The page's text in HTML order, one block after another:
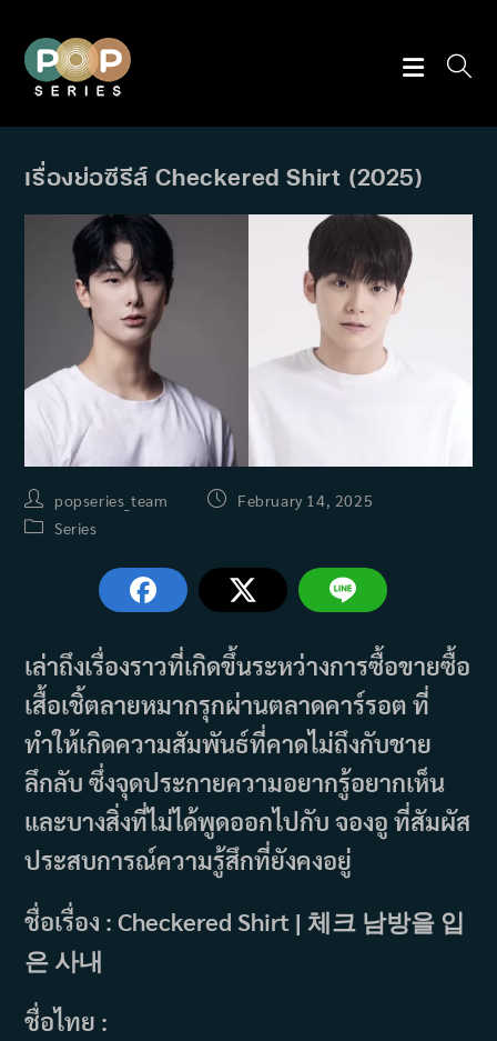
content
เรื่องย่อซีรีส์ Checkered Shirt (2025)
Post
author:
popseries_team
PostFebruary 14, 2025
PostSeries
เล่าถึงเรื่องราวที่เกิดขึ้นระหว่างการซื้อขายซื้อ
เสื้อเชิ้ตลายหมากรุกผ่านตลาดคาร์รอต ที่
ทำให้เกิดความสัมพันธ์ที่คาดไม่ถึงกับชาย
ลึกลับ ซึ่งจุดประกายความอยากรู้อยากเห็น
และบางสิ่งที่ไม่ได้พูดออกไปกับ จองอู ที่สัมผัส
ประสบการณ์ความรู้สึกที่ยังคงอยู่
ชื่อเรื่อง : Checkered Shirt | 체크 남방을 입
은 사내
ชื่อไทย :